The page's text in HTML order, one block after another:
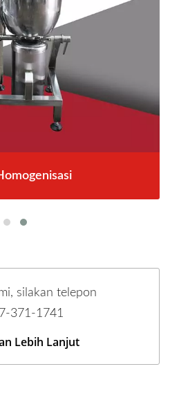
silakan telepon
371-1741
Lebih Lanjut